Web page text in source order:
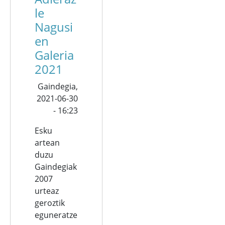
le
Nagusi
en
Galeria
2021
Gaindegia,
2021-06-30
- 16:23
Esku
artean
duzu
Gaindegiak
2007
urteaz
geroztik
eguneratze